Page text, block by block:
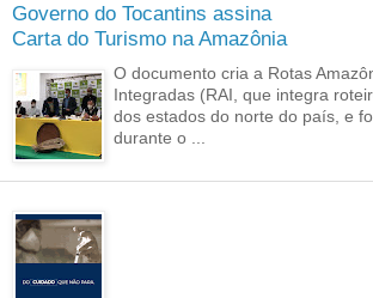
Governo do Tocantins assina
Carta do Turismo na Amazônia
O documento cria a Rotas
Integradas (RAI, que integra
dos estados do norte do país, e
durante o ...